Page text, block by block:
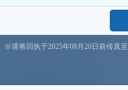
司
※请将回执于2025年08月20日前传真